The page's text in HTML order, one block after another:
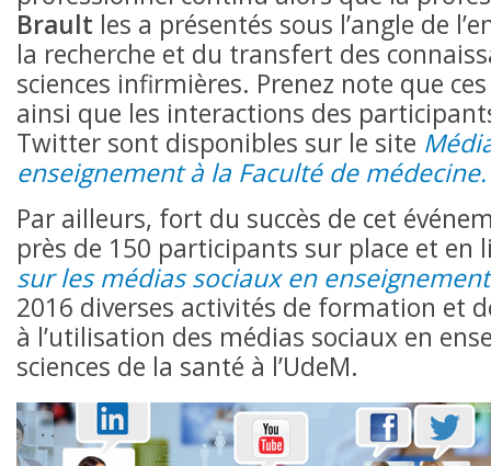
Brault les a présentés sous l’angle de
la recherche et du transfert des
sciences infirmières. Prenez note que
ainsi que les interactions des
Twitter sont disponibles sur le site
enseignement à la Faculté de médecine.
Par ailleurs, fort du succès de cet
près de 150 participants sur place et en
sur les médias sociaux en enseignement
2016 diverses activités de formation et
à l’utilisation des médias sociaux en
sciences de la santé à l’UdeM.